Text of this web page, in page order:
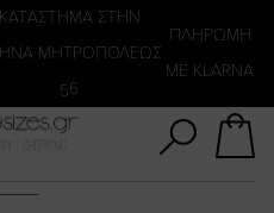
KATΑΣΤΗΜΑ ΣΤΗΝ
ΜΗΤΡΟΠΟΛΕΩΣ
56
ΠΛΗΡΩΜΗ
ΜΕ KLARNA